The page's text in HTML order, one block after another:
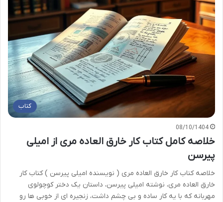
کتاب
08/10/1404
خلاصه کامل کتاب کار خارق العاده مری از امیلی
پیرسن
خلاصه کتاب کار خارق العاده مری ( نویسنده امیلی پیرسن ) کتاب کار
خارق العاده مری، نوشته امیلی پیرسن، داستان یک دختر کوچولوی
مهربانه که با یه کار ساده و بی چشم داشت، زنجیره ای از خوبی ها رو